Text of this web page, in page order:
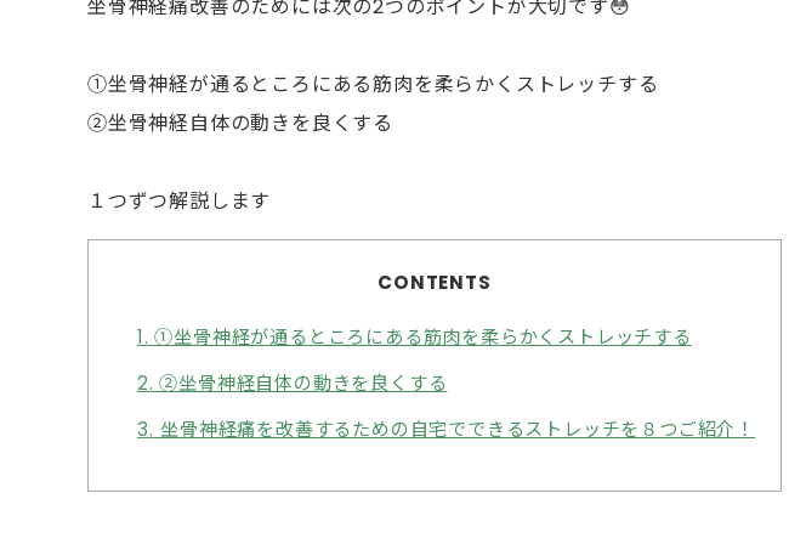
坐骨神経痛改善のためには次の2つのポイントが大切です😳
①坐骨神経が通るところにある筋肉を柔らかくストレッチする
②坐骨神経自体の動きを良くする
１つずつ解説します⁡
CONTENTS
1. ①坐骨神経が通るところにある筋肉を柔らかくストレッチする
2. ②坐骨神経自体の動きを良くする
3. ⁡坐骨神経痛を改善するための自宅でできるストレッチを８つご紹介！